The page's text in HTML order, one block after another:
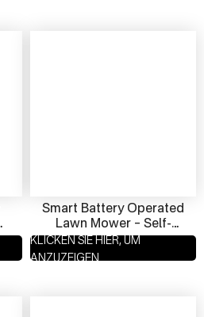
Smart Battery Operated
Lawn Mower – Self-
Propelled, 48V LiFePO4
For Clean Cuts
KLICKEN SIE HIER, UM
ANZUZEIGEN